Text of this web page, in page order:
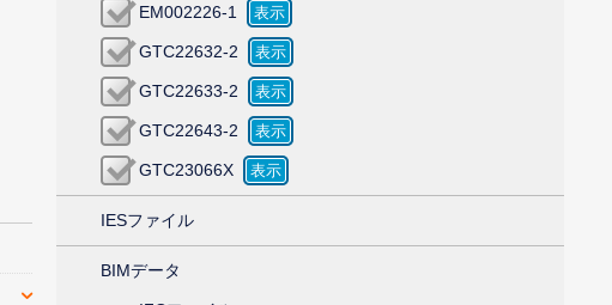
EM002226-1
GTC22632-2
GTC22633-2
GTC22643-2
GTC23066X
IESファイル
BIMデータ